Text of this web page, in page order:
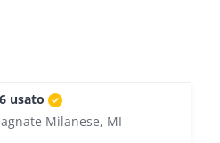
usato
Milanese, MI